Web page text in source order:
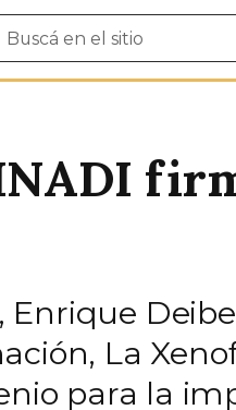
Enrique
La
para la